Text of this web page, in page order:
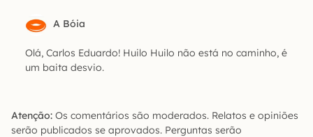
A Bóia
Olá, Carlos Eduardo! Huilo Huilo não está no caminho, é
um baita desvio.
Atenção: Os comentários são moderados. Relatos e opiniões
serão publicados se aprovados. Perguntas serão